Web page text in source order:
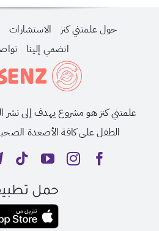
حول علمتني كنز الاستشارات
انضمي إلينا
علمتني كنز هو مشروع يهدف إلى نشر
الطفل على كافة الأصعدة
حمل